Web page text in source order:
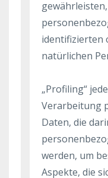
identifizierten
natürlichen
„Profiling“
Verarbeitung
Daten, die
werden, um
Aspekte, die